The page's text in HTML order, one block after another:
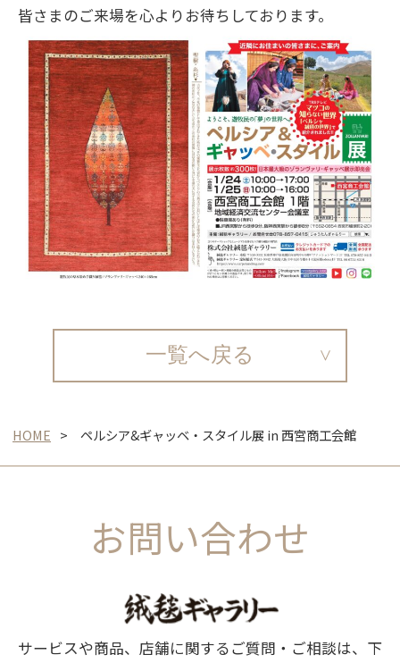
皆さまのご来場を心よりお待ちしております。
一覧へ戻る
HOME ペルシア&ギャッベ・スタイル展 in 西宮商工会館
お問い合わせ
サービスや商品、店舗に関するご質問・ご相談は、下